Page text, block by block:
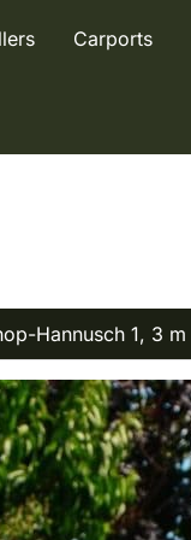
Carports
Hannusch 1, 3 m